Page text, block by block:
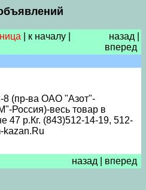
к началу назад
вперед
8 (пр-ва ОАО "Азот"-
Россия)-весь товар в
47 р.Кг. (843)512-14-19, 512-
kazan.Ru
назад вперед